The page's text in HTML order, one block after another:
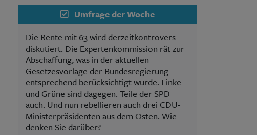
Umfrage der Woche
Die Rente mit 63 wird derzeitkontrovers
diskutiert. Die Expertenkommission rät zur
Abschaffung, was in der aktuellen
Gesetzesvorlage der Bundesregierung
entsprechend berücksichtigt wurde. Linke
und Grüne sind dagegen. Teile der SPD
auch. Und nun rebellieren auch drei CDU-
Ministerpräsidenten aus dem Osten. Wie
denken Sie darüber?